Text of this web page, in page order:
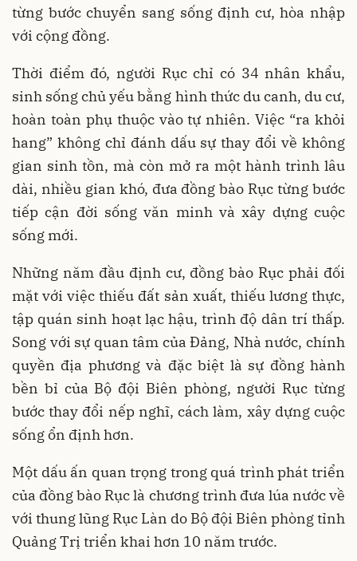
từng bước chuyển sang sống định cư, hòa nhập
với cộng đồng.
Thời điểm đó, người Rục chỉ có 34 nhân khẩu,
sinh sống chủ yếu bằng hình thức du canh, du cư,
hoàn toàn phụ thuộc vào tự nhiên. Việc “ra khỏi
hang” không chỉ đánh dấu sự thay đổi về không
gian sinh tồn, mà còn mở ra một hành trình lâu
dài, nhiều gian khó, đưa đồng bào Rục từng bước
tiếp cận đời sống văn minh và xây dựng cuộc
sống mới.
Những năm đầu định cư, đồng bào Rục phải đối
mặt với việc thiếu đất sản xuất, thiếu lương thực,
tập quán sinh hoạt lạc hậu, trình độ dân trí thấp.
Song với sự quan tâm của Đảng, Nhà nước, chính
quyền địa phương và đặc biệt là sự đồng hành
bền bỉ của Bộ đội Biên phòng, người Rục từng
bước thay đổi nếp nghĩ, cách làm, xây dựng cuộc
sống ổn định hơn.
Một dấu ấn quan trọng trong quá trình phát triển
của đồng bào Rục là chương trình đưa lúa nước về
với thung lũng Rục Làn do Bộ đội Biên phòng tỉnh
Quảng Trị triển khai hơn 10 năm trước.